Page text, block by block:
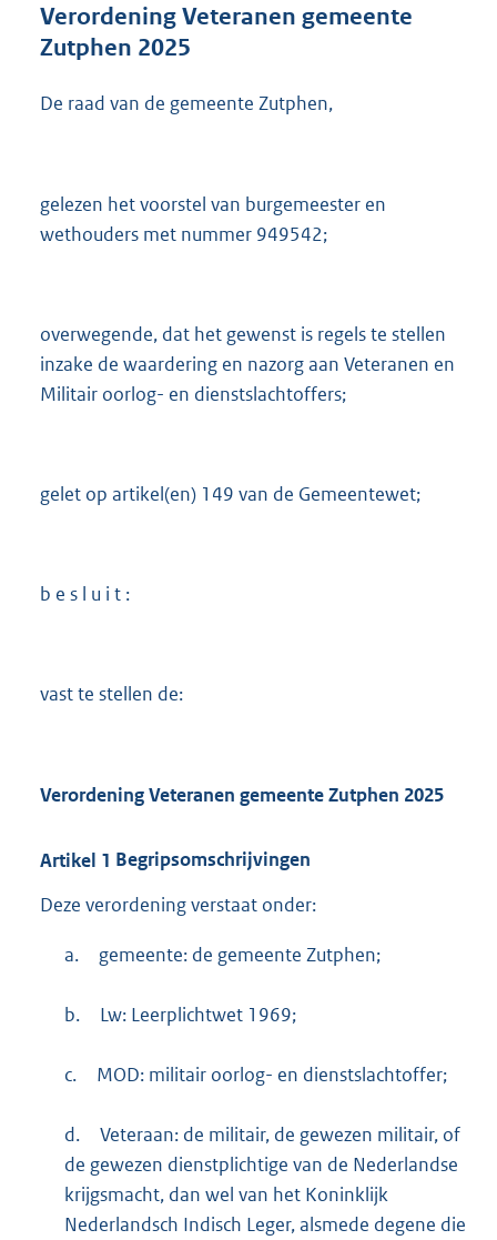
o
t
K
Verordening Veteranen gemeente
Zutphen 2025
De raad van de gemeente Zutphen,
gelezen het voorstel van burgemeester en
wethouders met nummer 949542;
overwegende, dat het gewenst is regels te stellen
inzake de waardering en nazorg aan Veteranen en
Militair oorlog- en dienstslachtoffers;
gelet op artikel(en) 149 van de Gemeentewet;
b e s l u i t :
vast te stellen de:
Verordening Veteranen gemeente Zutphen 2025
Artikel 1 Begripsomschrijvingen
Deze verordening verstaat onder:
a. gemeente: de gemeente Zutphen;
b. Lw: Leerplichtwet 1969;
c. MOD: militair oorlog- en dienstslachtoffer;
d.
Veteraan: de militair, de gewezen militair, of
de gewezen dienstplichtige van de Nederlandse
krijgsmacht, dan wel van het Koninklijk
Nederlandsch Indisch Leger, alsmede degene die